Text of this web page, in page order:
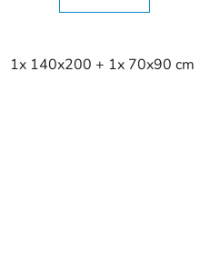
1x 140x200 + 1x 70x90 cm